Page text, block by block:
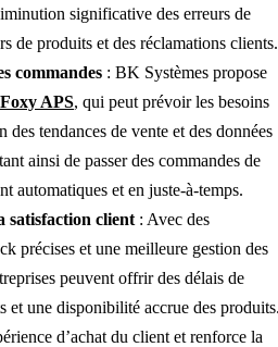
significative des erreurs de
de produits et des réclamations clients.
commandes : BK Systèmes propose
Foxy APS, qui peut prévoir les besoins
des tendances de vente et des données
ainsi de passer des commandes de
automatiques et en juste-à-temps.
satisfaction client : Avec des
précises et une meilleure gestion des
peuvent offrir des délais de
et une disponibilité accrue des
d’achat du client et renforce la